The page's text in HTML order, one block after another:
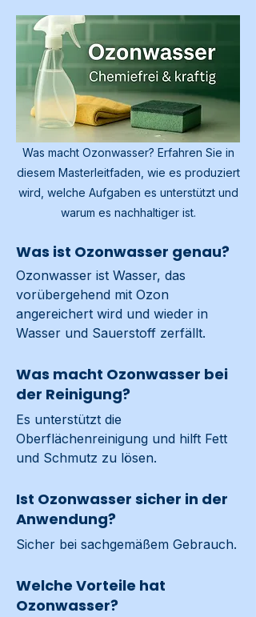
Was macht Ozonwasser? Erfahren Sie in
diesem Masterleitfaden, wie es produziert
wird, welche Aufgaben es unterstützt und
warum es nachhaltiger ist.
Was ist Ozonwasser genau?
Ozonwasser ist Wasser, das
vorübergehend mit Ozon
angereichert wird und wieder in
Wasser und Sauerstoff zerfällt.
Was macht Ozonwasser bei
der Reinigung?
Es unterstützt die
Oberflächenreinigung und hilft Fett
und Schmutz zu lösen.
Ist Ozonwasser sicher in der
Anwendung?
Sicher bei sachgemäßem Gebrauch.
Welche Vorteile hat
Ozonwasser?